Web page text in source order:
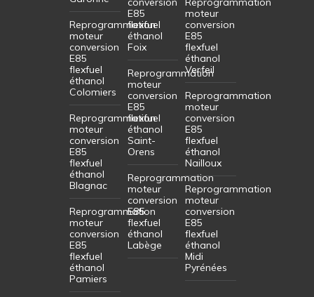
Reprogrammation
moteur
conversion
E85
flexfuel
éthanol
Colomiers
Reprogrammation
moteur
conversion
E85
flexfuel
éthanol
Blagnac
Reprogrammation
moteur
conversion
E85
flexfuel
éthanol
Pamiers
E85
flexfuel
éthanol
Foix
Reprogrammation
moteur
conversion
E85
flexfuel
éthanol
Saint-
Orens
Reprogrammation
moteur
conversion
E85
flexfuel
éthanol
Labège
moteur
conversion
E85
flexfuel
éthanol
Verfeil
Reprogrammation
moteur
conversion
E85
flexfuel
éthanol
Nailloux
Reprogrammation
moteur
conversion
E85
flexfuel
éthanol
Midi
Pyrénées